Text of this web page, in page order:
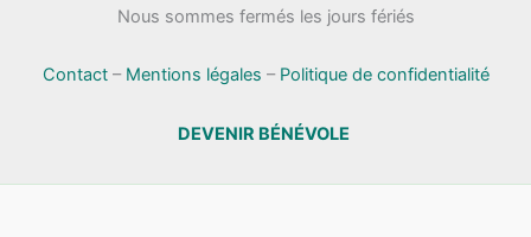
Nous sommes fermés les jours fériés
Contact– Mentions légales – Politique de confidentialité
DEVENIR BÉNÉVOLE